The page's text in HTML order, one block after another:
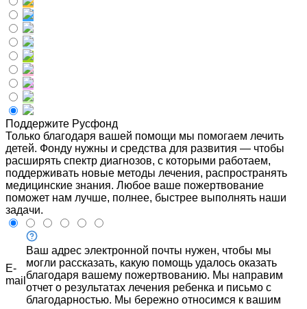
Поддержите Русфонд
Только благодаря вашей помощи мы помогаем лечить
детей. Фонду нужны и средства для развития — чтобы
расширять спектр диагнозов, с которыми работаем,
поддерживать новые методы лечения, распространять
медицинские знания. Любое ваше пожертвование
поможет нам лучше, полнее, быстрее выполнять наши
задачи.
E-
mail
Ваш адрес электронной почты нужен, чтобы мы
могли рассказать, какую помощь удалось оказать
благодаря вашему пожертвованию. Мы направим
отчет о результатах лечения ребенка и письмо с
благодарностью. Мы бережно относимся к вашим